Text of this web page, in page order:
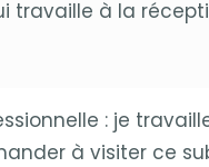
travaille à la
: je
à visiter ce